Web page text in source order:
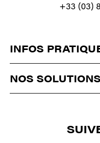
+33 (03)
INFOS
QUI SOMMES-NOUS ?
ACTUALITÉS
NOS
PLASMA/